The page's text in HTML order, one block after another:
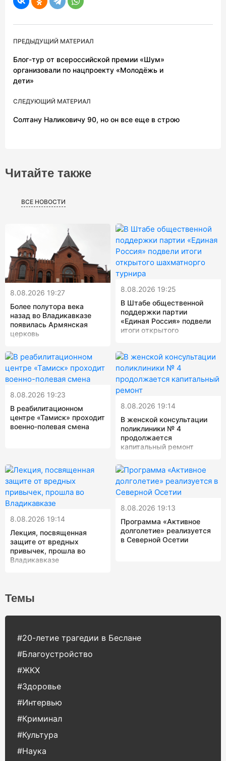
ПРЕДЫДУЩИЙ МАТЕРИАЛ
Блог-тур от всероссийской премии «Шум»
организовали по нацпроекту «Молодёжь и
дети»
СЛЕДУЮЩИЙ МАТЕРИАЛ
Солтану Наликовичу 90, но он все еще в строю
Читайте также
ВСЕ НОВОСТИ
8.08.2026 19:27
Более полутора века
назад во Владикавказе
появилась Армянская
церковь
8.08.2026 19:25
В Штабе общественной
поддержки партии
«Единая Россия» подвели
итоги открытого
8.08.2026 19:23
В реабилитационном
центре «Тамиск» проходит
военно-полевая смена
8.08.2026 19:14
В женской консультации
поликлиники № 4
продолжается
капитальный ремонт
8.08.2026 19:14
Лекция, посвященная
защите от вредных
привычек, прошла во
Владикавказе
8.08.2026 19:13
Программа «Активное
долголетие» реализуется
в Северной Осетии
Темы
#20-летие трагедии в Беслане
#Благоустройство
#ЖКХ
#Здоровье
#Интервью
#Криминал
#Культура
#Наука